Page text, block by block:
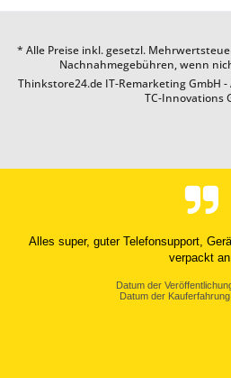
* Alle Preise inkl. gesetzl.
Nachnahmegebühren, wenn
Thinkstore24.de IT-Remarketing GmbH -
TC-Innovations
Alles super, guter Telefonsupport,
verpackt
Datum der
Datum der